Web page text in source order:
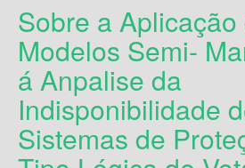
Sobre a Aplicação
Modelos Semi-
á Anpalise da
Indisponibilidade
Sistemas de